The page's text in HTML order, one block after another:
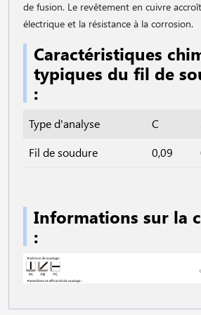
de fusion. Le revêtement en cuivre
électrique et la résistance à la corrosion.
Caractéristiques
typiques du fil de
:
Type d'analyse C
Fil de soudure
0,09
Informations sur la
: